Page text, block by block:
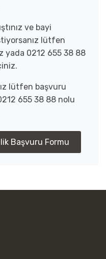
ve bayi
lütfen
0212 655 38 88
lütfen başvuru
655 38 88 nolu
Başvuru Formu